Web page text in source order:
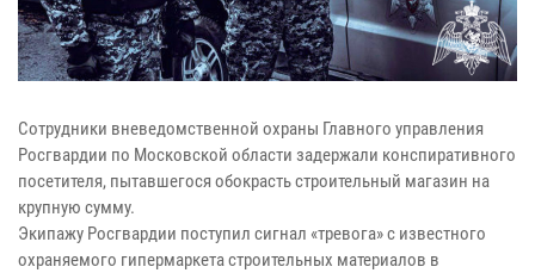
Сотрудники вневедомственной охраны Главного управления
Росгвардии по Московской области задержали конспиративного
посетителя, пытавшегося обокрасть строительный магазин на
крупную сумму.
Экипажу Росгвардии поступил сигнал «тревога» с известного
охраняемого гипермаркета строительных материалов в